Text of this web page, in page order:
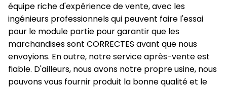
équipe riche d'expérience de vente, avec les
ingénieurs professionnels qui peuvent faire l'essai
pour le module partie pour garantir que les
marchandises sont CORRECTES avant que nous
envoyions. En outre, notre service après-vente est
fiable. D'ailleurs, nous avons notre propre usine, nous
pouvons vous fournir produit la bonne qualité et le